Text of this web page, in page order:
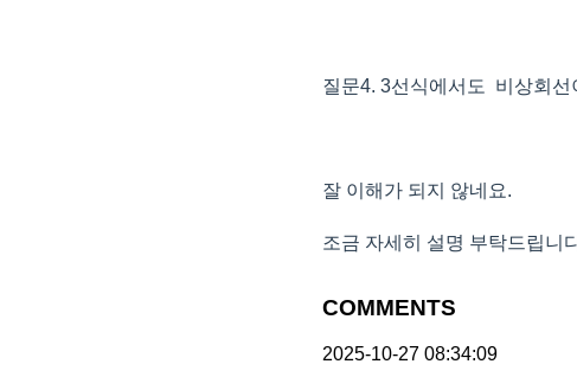
질문4. 3선식에서도 비상회
잘 이해가 되지 않네요.
조금 자세히 설명 부탁드립니
COMMENTS
2025-10-27 08:34:09